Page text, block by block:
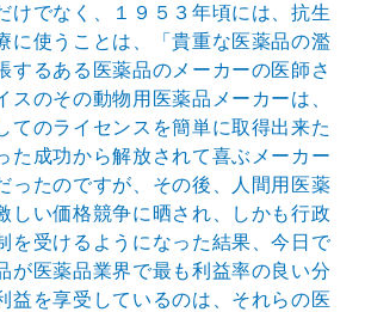
けでなく、１９５３年頃には、抗生
に使うことは、「貴重な医薬品の濫
するある医薬品のメーカーの医師さ
スのその動物用医薬品メーカーは、
てのライセンスを簡単に取得出来た
た成功から解放されて喜ぶメーカー
ったのですが、その後、人間用医薬
しい価格競争に晒され、しかも行政
を受けるようになった結果、今日で
が医薬品業界で最も利益率の良い分
益を享受しているのは、それらの医